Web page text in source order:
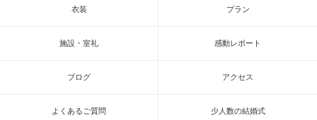
衣装 プラン
施設・室礼 感動レポート
ブログ アクセス
よくあるご質問 少人数の結婚式